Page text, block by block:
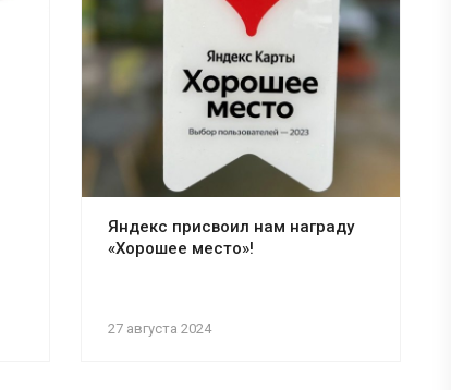
27 августа 2024
Яндекс присвоил нам награду
«Хорошее место»!